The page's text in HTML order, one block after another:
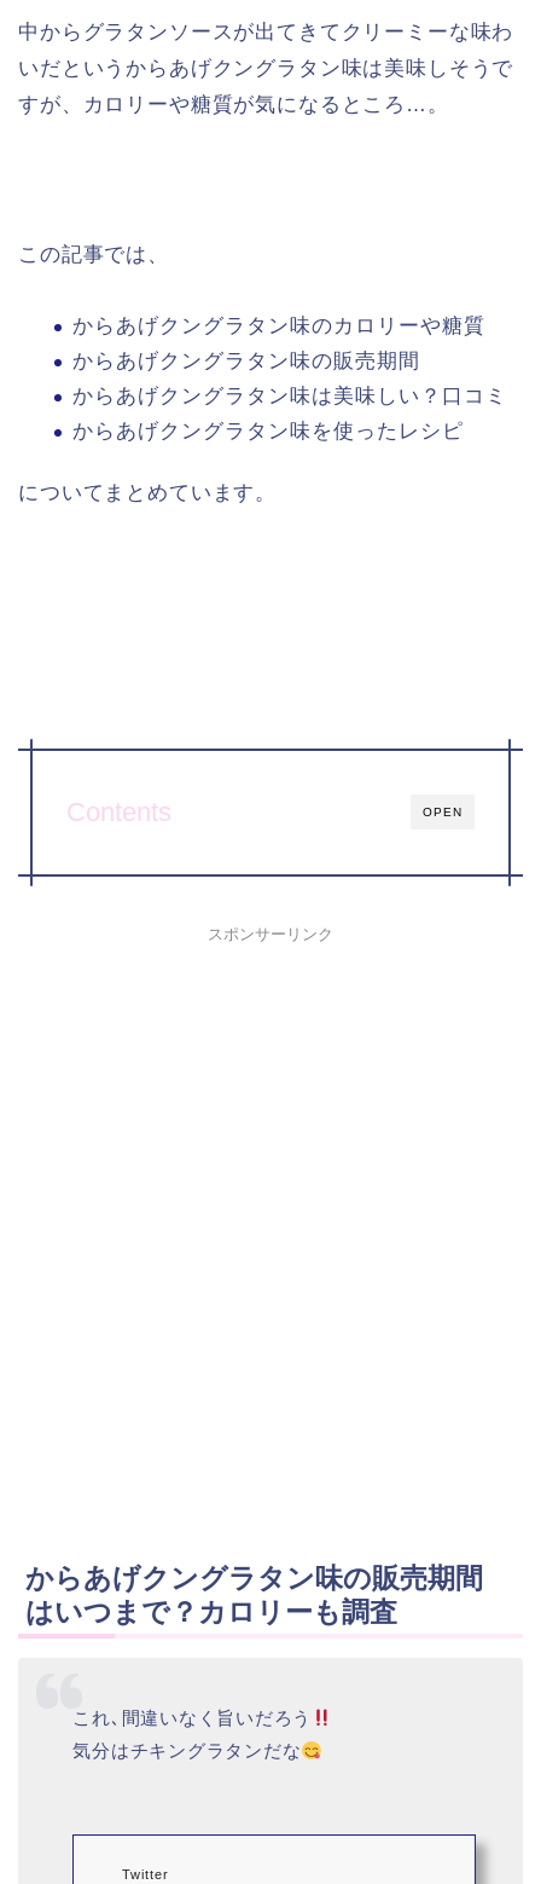
中からグラタンソースが出てきてクリーミーな味わ
いだというからあげクングラタン味は美味しそうで
すが、カロリーや糖質が気になるところ…。
この記事では、
からあげクングラタン味のカロリーや糖質
からあげクングラタン味の販売期間
からあげクングラタン味は美味しい？口コミ
からあげクングラタン味を使ったレシピ
についてまとめています。
OPEN
Contents
スポンサーリンク
からあげクングラタン味の販売期間
はいつまで？カロリーも調査
これ､間違いなく旨いだろう
気分はチキングラタンだな
Twitter